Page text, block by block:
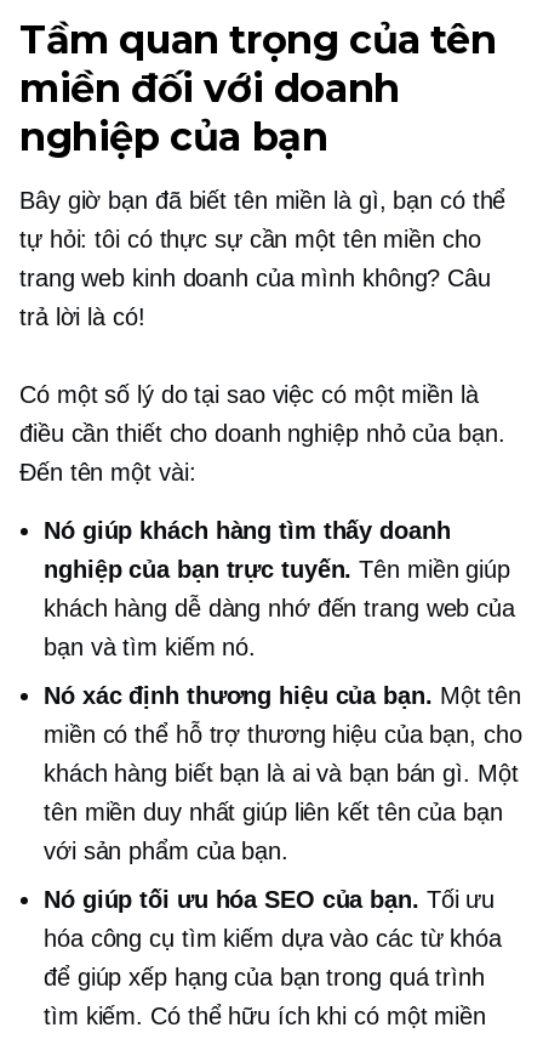
Tầm quan trọng của tên
miền đối với doanh
nghiệp của bạn
Bây giờ bạn đã biết tên miền là gì, bạn có thể
tự hỏi: tôi có thực sự cần một tên miền cho
trang web kinh doanh của mình không? Câu
trả lời là có!
Có một số lý do tại sao việc có một miền là
điều cần thiết cho doanh nghiệp nhỏ của bạn.
Đến tên một vài:
Nó giúp khách hàng tìm thấy doanh
nghiệp của bạn trực tuyến. Tên miền giúp
khách hàng dễ dàng nhớ đến trang web của
bạn và tìm kiếm nó.
Nó xác định thương hiệu của bạn. Một tên
miền có thể hỗ trợ thương hiệu của bạn, cho
khách hàng biết bạn là ai và bạn bán gì. Một
tên miền duy nhất giúp liên kết tên của bạn
với sản phẩm của bạn.
Nó giúp tối ưu hóa SEO của bạn. Tối ưu
hóa công cụ tìm kiếm dựa vào các từ khóa
để giúp xếp hạng của bạn trong quá trình
tìm kiếm. Có thể hữu ích khi có một miền